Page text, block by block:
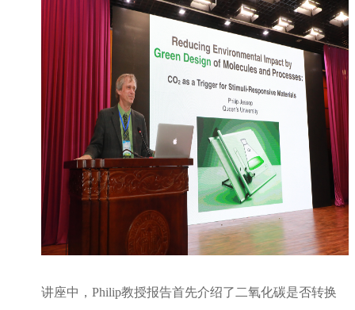
讲座中，Philip教授报告首先介绍了二氧化碳是否转换